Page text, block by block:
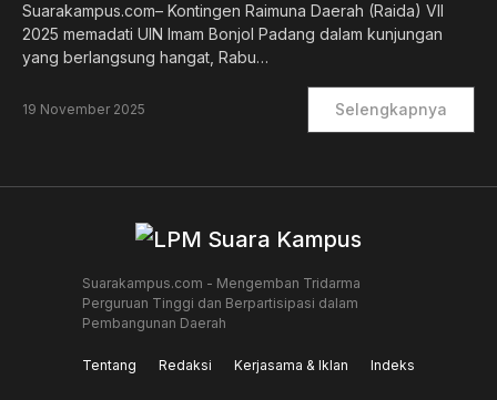
Suarakampus.com– Kontingen Raimuna Daerah (Raida) VII
2025 memadati UIN Imam Bonjol Padang dalam kunjungan
yang berlangsung hangat, Rabu…
19 November 2025 Selengkapnya
Suarakampus.com - Mengemban Tridarma
Perguruan Tinggi dan Berpartisipasi dalam
Pembangunan Daerah
Tentang Redaksi Kerjasama & Iklan Indeks